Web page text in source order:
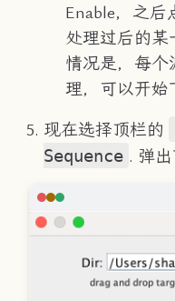
Enable，之后
处理过后的某
情况是，每
理，可以开始
现在选择顶栏的
Sequence . 弹出